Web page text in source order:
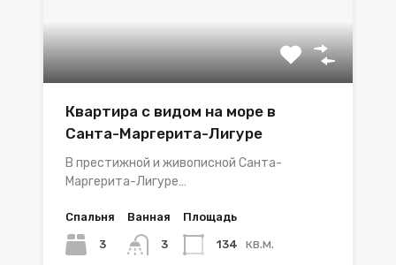
Квартира с видом на море в
Санта-Маргерита-Лигуре
В престижной и живописной Санта-
Маргерита-Лигуре…
Спальня
3
Ванная
3
Площадь
134 кв.м.